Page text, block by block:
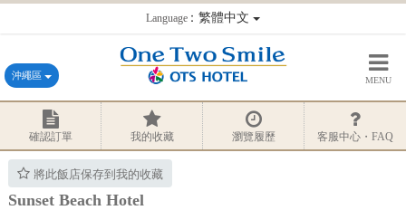
Language：繁體中文
沖繩區 MENU
確認訂單 我的收藏 瀏覽履歷 客服中心・FAQ
將此飯店保存到我的收藏
Sunset Beach Hotel